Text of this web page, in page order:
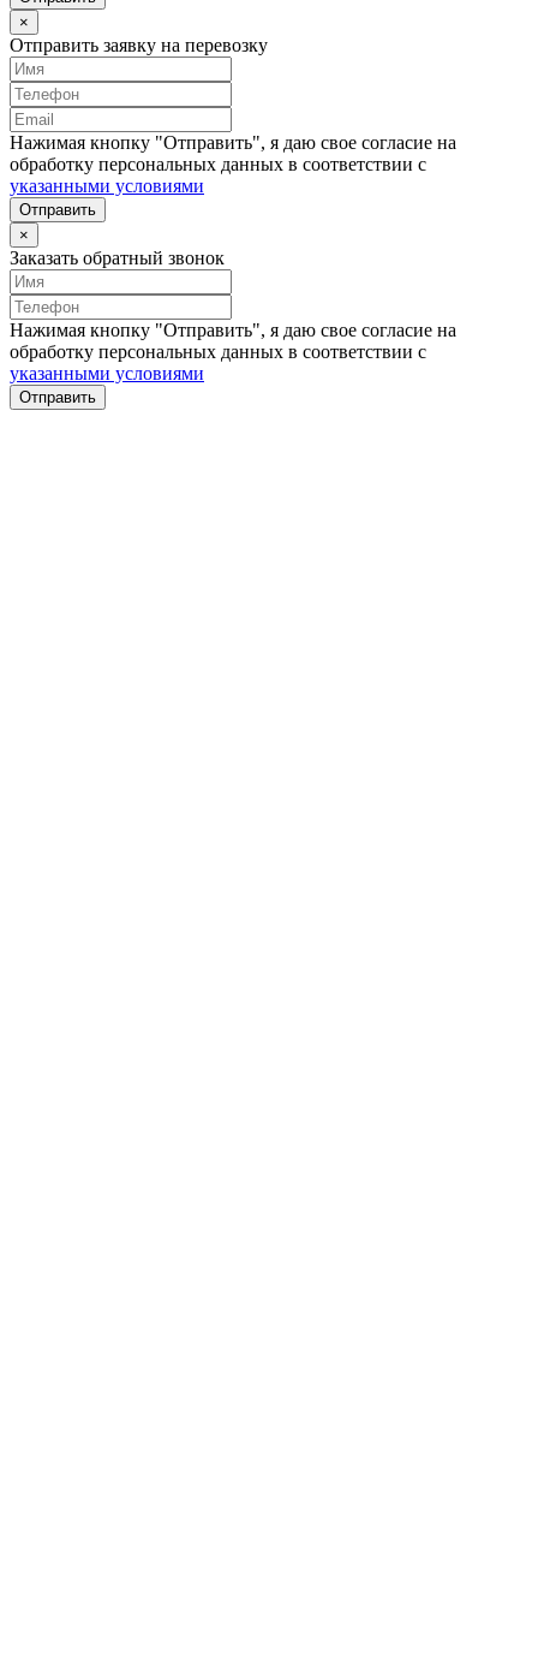
×
Отправить заявку на перевозку
Нажимая кнопку "Отправить", я даю свое согласие на
обработку персональных данных в соответствии с
указанными условиями
Отправить
×
Заказать обратный звонок
Нажимая кнопку "Отправить", я даю свое согласие на
обработку персональных данных в соответствии с
указанными условиями
Отправить